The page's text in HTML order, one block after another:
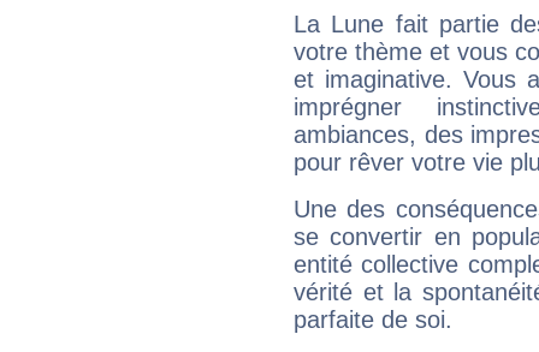
La Lune fait partie
votre thème et vous
et imaginative. Vous
imprégner
ambiances, des
pour rêver votre vie
Une des
se convertir en
entité collective
vérité et la
parfaite de soi.